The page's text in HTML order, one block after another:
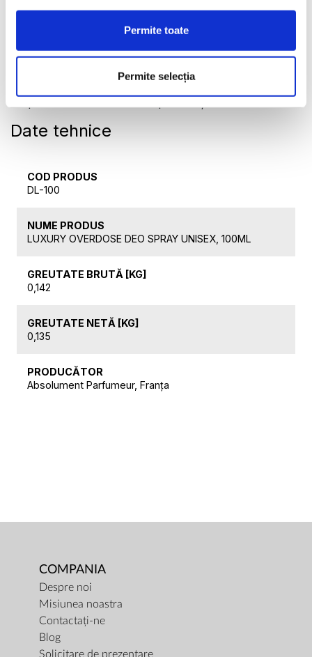
Permite toate
Permite selecția
aplică rapid și ușor.
Mai multe posibilități: Deodorantele Zepter sunt create
exclusiv pentru a fi utilizate ca suplimente la
parfumurile bărbaților și femeilor. Aveți posibilitatea să
amestecați și să combinați diferite arome pentru a crea
Date tehnice
COD PRODUS
DL-100
NUME PRODUS
LUXURY OVERDOSE DEO SPRAY UNISEX, 100ML
GREUTATE BRUTĂ [KG]
0,142
GREUTATE NETĂ [KG]
0,135
PRODUCĂTOR
Absolument Parfumeur, Franța
COMPANIA
Despre noi
Misiunea noastra
Contactați-ne
Blog
Solicitare de prezentare